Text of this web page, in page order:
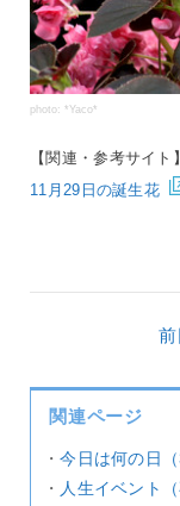
photo: *Yaco*
【関連・参考サイト】
11月29日の誕生花
前
関連ページ
・今日は何の日
・ 人生イベント